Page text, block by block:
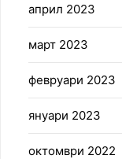
април 2023
март 2023
февруари 2023
януари 2023
октомври 2022